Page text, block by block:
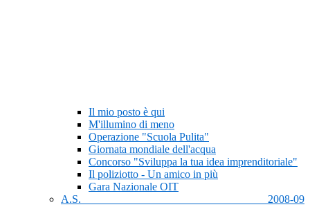
Il mio posto è qui
M'illumino di meno
Operazione "Scuola Pulita"
Giornata mondiale dell'acqua
Concorso "Sviluppa la tua idea imprenditoriale"
Il poliziotto - Un amico in più
Gara Nazionale OIT
A.S. 2008-09